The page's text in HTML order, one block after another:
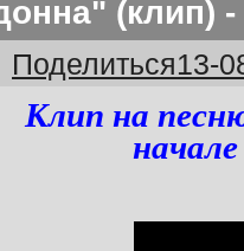
Поделиться13-
Клип на